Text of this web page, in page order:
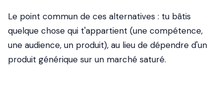
Le point commun de ces alternatives : tu bâtis
quelque chose qui t'appartient (une compétence,
une audience, un produit), au lieu de dépendre d'un
produit générique sur un marché saturé.